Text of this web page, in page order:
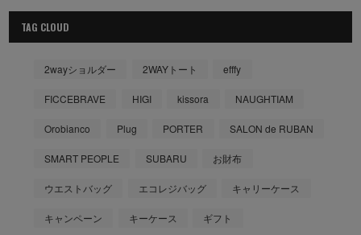
TAG CLOUD
2wayショルダー 2WAYトート efffy
FICCEBRAVE HIGI kissora NAUGHTIAM
Orobianco Plug PORTER SALON de RUBAN
SMART PEOPLE SUBARU お財布
ウエストバッグ エコレジバッグ キャリーケース
キャンペーン キーケース ギフト